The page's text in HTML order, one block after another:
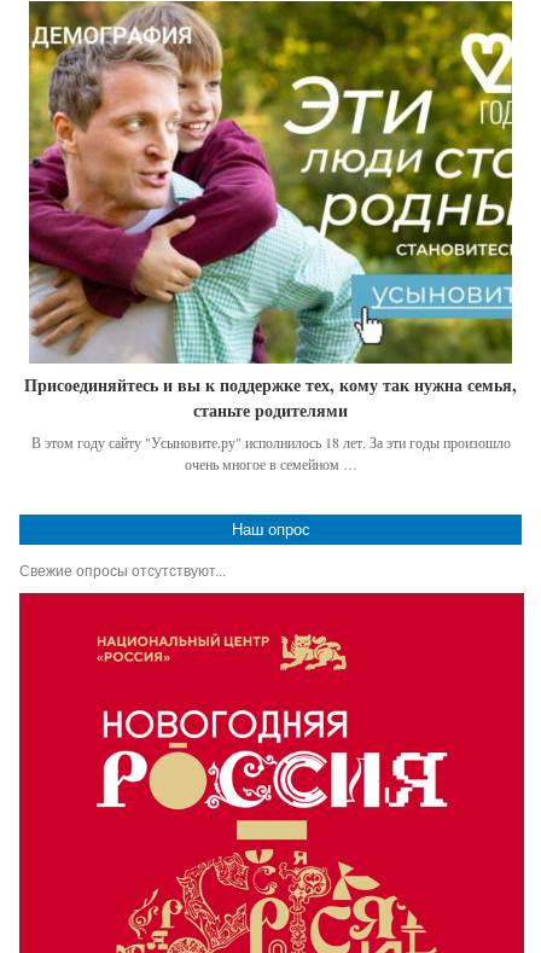
Присоединяйтесь и вы к поддержке тех, кому так нужна семья,
станьте родителями
В этом году сайту "Усыновите.ру" исполнилось 18 лет. За эти годы произошло
очень многое в семейном …
Наш опрос
Свежие опросы отсутствуют...